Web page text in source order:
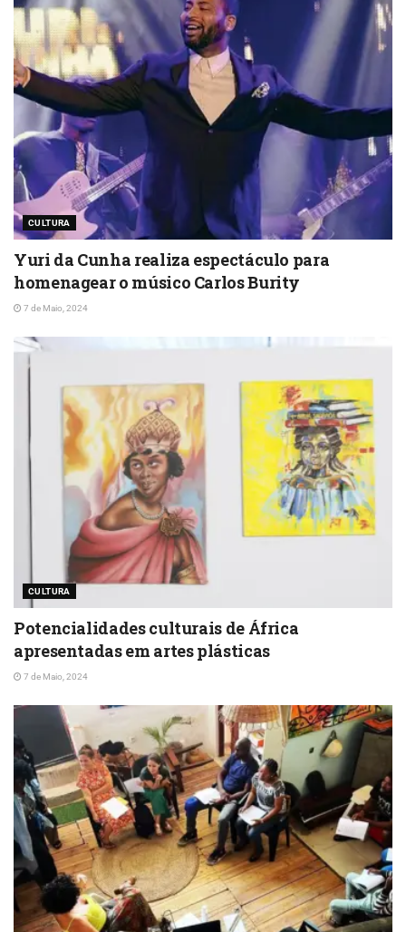
CULTURA
Yuri da Cunha realiza espectáculo para
homenagear o músico Carlos Burity
7 de Maio, 2024
CULTURA
Potencialidades culturais de África
apresentadas em artes plásticas
7 de Maio, 2024